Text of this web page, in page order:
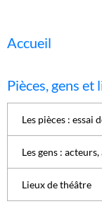
Accueil
Pièces, gens et
Les pièces : essai
Les gens :
Lieux de théâtre